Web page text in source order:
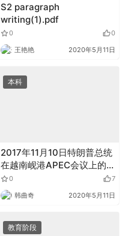
S2 paragraph
writing(1).pdf
0 0
王艳艳 2020年5月11日
本科
2017年11月10日特朗普总统
在越南岘港APEC会议上的演
讲.docx
0 7
韩曲奇 2020年5月11日
教育阶段